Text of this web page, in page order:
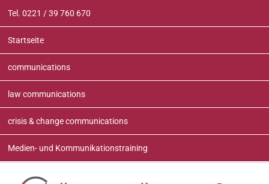
Inhalt
springen
Tel. 0221 / 39 760 670
Startseite
communications
law communications
crisis & change communications
Medien- und Kommunikationstraining